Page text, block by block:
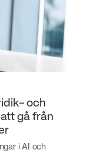
och
gå från
i AI och